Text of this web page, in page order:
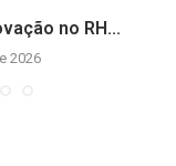
no RH...
2026